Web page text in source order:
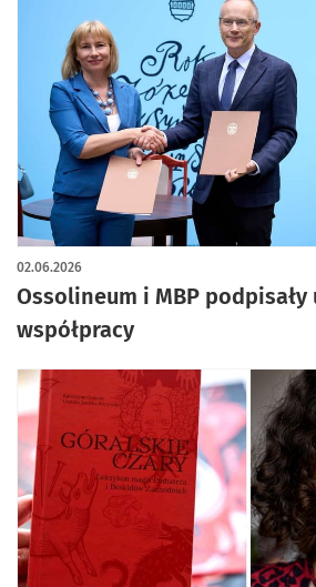
Ossolineum i MBP podpisały
współpracy
02.06.2026
artykuł z galerią zdjęć